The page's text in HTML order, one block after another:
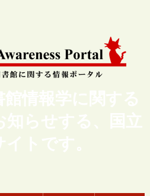
館情報学に関する
知らせする、国立
トです。